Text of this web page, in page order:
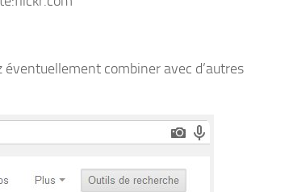
éventuellement combiner avec d’autres